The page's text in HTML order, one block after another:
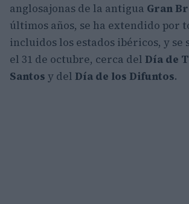
anglosajonas de la antigua Gran
últimos años, se ha extendido por
incluidos los estados ibéricos, y se
el 31 de octubre, cerca del Día de
Santos y del Día de los Difuntos.